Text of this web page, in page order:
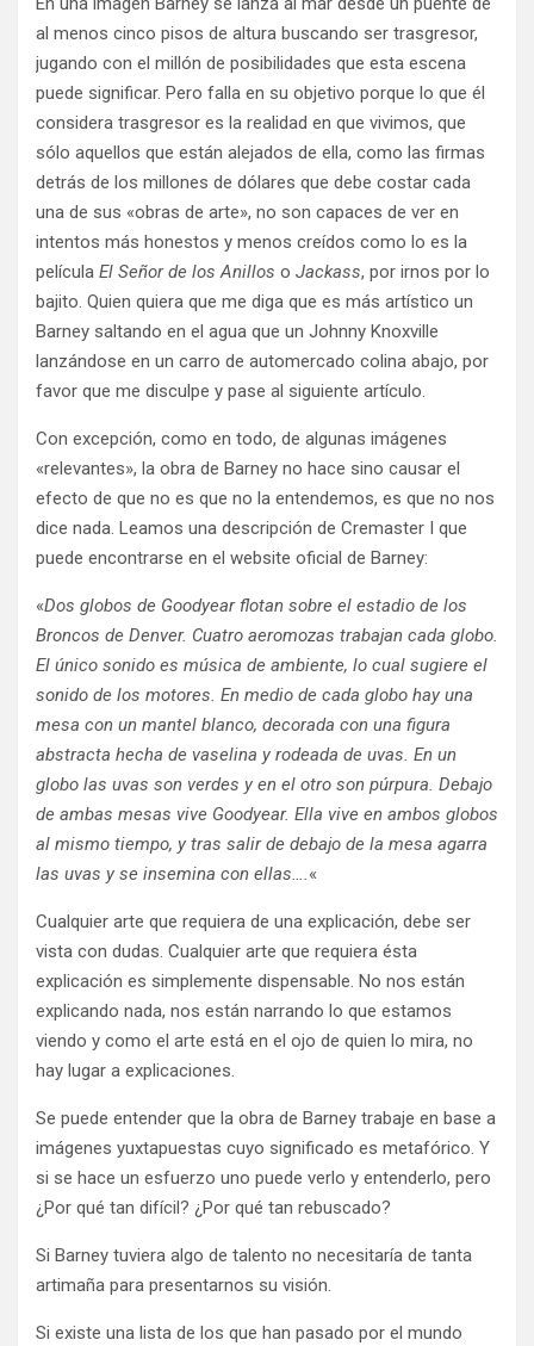
al menos cinco pisos de altura buscando ser trasgresor,
jugando con el millón de posibilidades que esta escena
puede significar. Pero falla en su objetivo porque lo que él
considera trasgresor es la realidad en que vivimos, que
sólo aquellos que están alejados de ella, como las firmas
detrás de los millones de dólares que debe costar cada
una de sus «obras de arte», no son capaces de ver en
intentos más honestos y menos creídos como lo es la
película El Señor de los Anillos o Jackass, por irnos por lo
bajito. Quien quiera que me diga que es más artístico un
Barney saltando en el agua que un Johnny Knoxville
lanzándose en un carro de automercado colina abajo, por
favor que me disculpe y pase al siguiente artículo.
Con excepción, como en todo, de algunas imágenes
«relevantes», la obra de Barney no hace sino causar el
efecto de que no es que no la entendemos, es que no nos
dice nada. Leamos una descripción de Cremaster I que
puede encontrarse en el website oficial de Barney:
«Dos globos de Goodyear flotan sobre el estadio de los
Broncos de Denver. Cuatro aeromozas trabajan cada globo.
El único sonido es música de ambiente, lo cual sugiere el
sonido de los motores. En medio de cada globo hay una
mesa con un mantel blanco, decorada con una figura
abstracta hecha de vaselina y rodeada de uvas. En un
globo las uvas son verdes y en el otro son púrpura. Debajo
de ambas mesas vive Goodyear. Ella vive en ambos globos
al mismo tiempo, y tras salir de debajo de la mesa agarra
las uvas y se insemina con ellas….«
Cualquier arte que requiera de una explicación, debe ser
vista con dudas. Cualquier arte que requiera ésta
explicación es simplemente dispensable. No nos están
explicando nada, nos están narrando lo que estamos
viendo y como el arte está en el ojo de quien lo mira, no
hay lugar a explicaciones.
Se puede entender que la obra de Barney trabaje en base a
imágenes yuxtapuestas cuyo significado es metafórico. Y
si se hace un esfuerzo uno puede verlo y entenderlo, pero
¿Por qué tan difícil? ¿Por qué tan rebuscado?
Si Barney tuviera algo de talento no necesitaría de tanta
artimaña para presentarnos su visión.
Si existe una lista de los que han pasado por el mundo